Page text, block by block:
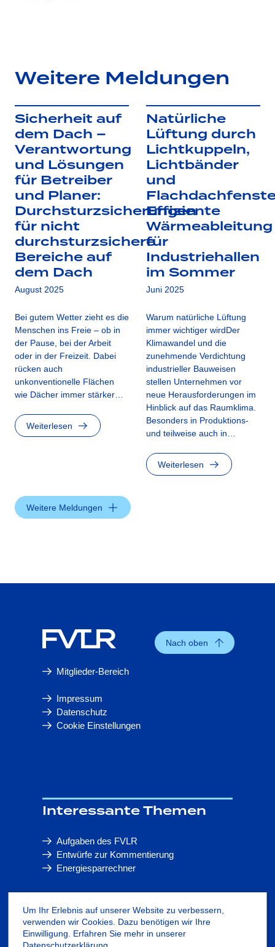
Weitere Meldungen
Sicherheit auf
dem Dach –
Verantwortung
und Lösungen
für Betreiber
und Planer:
Durchsturzsicherungen
für nicht
durchsturzsichere
Bereiche auf
dem Dach
August 2025
Bei gutem Wetter zieht es die
Menschen ins Freie – ob in
der Pause, bei der Arbeit
oder in der Freizeit. Dabei
rücken auch
unkonventionelle Flächen
wie Dächer immer stärker…
Weiterlesen
Natürliche
Lüftung durch
Lichtkuppeln,
Lichtbänder
und
Effiziente
Wärmeableitung
für
Industriehallen
im Sommer
Juni 2025
Warum natürliche Lüftung
immer wichtiger wirdDer
Klimawandel und die
zunehmende Verdichtung
industrieller Bauweisen
stellen Unternehmen vor
neue Herausforderungen im
Hinblick auf das Raumklima.
Besonders in Produktions-
und teilweise auch in…
Weiterlesen
Weitere Meldungen
Mitglieder-Bereich
Impressum
Datenschutz
Cookie Einstellungen
Nach oben
Interessante Themen
Aufgaben des FVLR
Entwürfe zur Kommentierung
Energiesparrechner
In Kontakt bleiben
Um Ihr Erlebnis auf unserer Website zu verbessern,
verwenden wir Cookies. Dazu benötigen wir Ihre
Einwilligung. Erfahren Sie mehr in unserer